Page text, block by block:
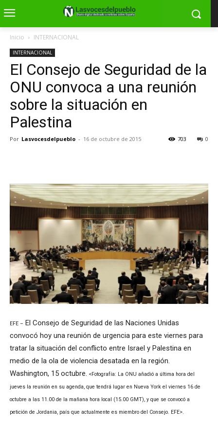
Inicio INTERNACIONAL
INTERNACIONAL
El Consejo de Seguridad de la
ONU convoca a una reunión
sobre la situación en
Palestina
Por Lasvocesdelpueblo - 16 de octubre de 2015 0
703
EFE – El Consejo de Seguridad de las Naciones Unidas
convocó hoy una reunión de urgencia para este viernes para
tratar la situación del conflicto entre Israel y Palestina en
medio de la ola de violencia desatada en la región.
Washington, 15 octubre. <Fotografía: La ONU añadió a última hora del
jueves la reunión en su agenda, que tendrá lugar en Nueva York el viernes 16 de
octubre a las 11.00 de la mañana hora local (15.00 GMT), y que se convocó a
petición de Jordania, país que actualmente es miembro del Consejo. EFE>.